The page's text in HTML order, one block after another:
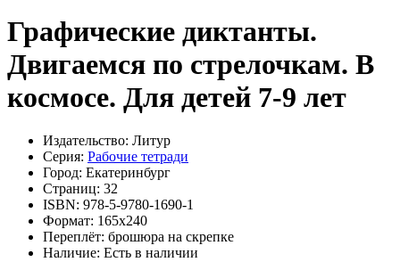
Графические диктанты.
Двигаемся по стрелочкам. В
космосе. Для детей 7-9 лет
Издательство: Литур
Серия: Рабочие тетради
Город: Екатеринбург
Страниц: 32
ISBN: 978-5-9780-1690-1
Формат: 165х240
Переплёт: брошюра на скрепке
Наличие: Есть в наличии